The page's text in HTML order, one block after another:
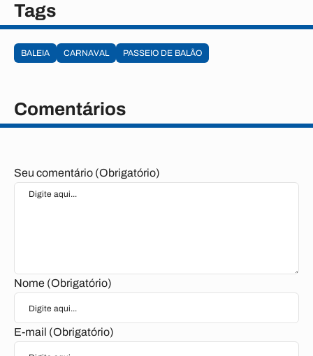
Tags
BALEIA CARNAVAL PASSEIO DE BALÃO
Comentários
Seu comentário (Obrigatório)
Nome (Obrigatório)
E-mail (Obrigatório)